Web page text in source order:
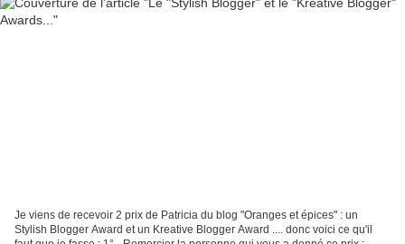
Je viens de recevoir 2 prix de Patricia du blog "Oranges et épices" : un
Stylish Blogger Award et un Kreative Blogger Award .... donc voici ce qu'il